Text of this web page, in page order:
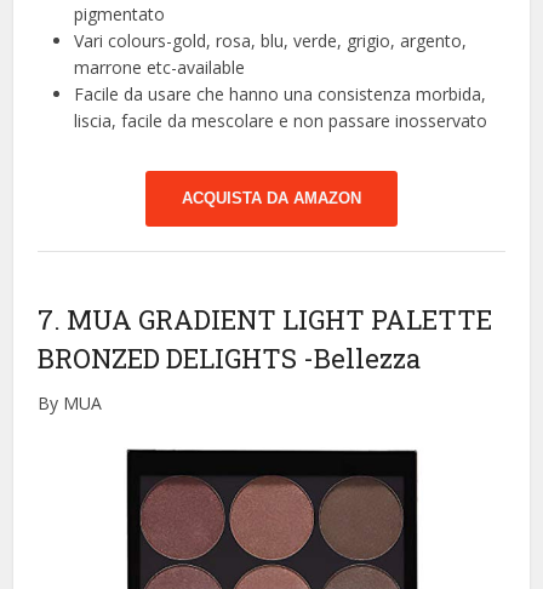
pigmentato
Vari colours-gold, rosa, blu, verde, grigio, argento,
marrone etc-available
Facile da usare che hanno una consistenza morbida,
liscia, facile da mescolare e non passare inosservato
ACQUISTA DA AMAZON
7. MUA GRADIENT LIGHT PALETTE
BRONZED DELIGHTS -Bellezza
By MUA